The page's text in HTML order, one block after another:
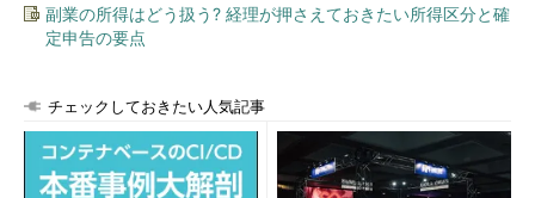
［Web And Worker Cloud Service］プロジェクトを作成
副業の所得はどう扱う? 経理が押さえておきたい所得区分と確
定申告の要点
チェックしておきたい人気記事